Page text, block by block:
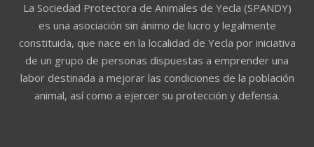
La Sociedad Protectora de Animales de Yecla (SPANDY)
es una asociación sin ánimo de lucro y legalmente
constituida, que nace en la localidad de Yecla por iniciativa
de un grupo de personas dispuestas a emprender una
labor destinada a mejorar las condiciones de la población
animal, así como a ejercer su protección y defensa.